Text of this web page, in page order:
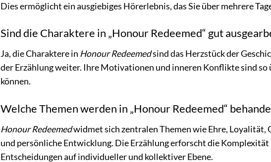
Dies ermöglicht ein ausgiebiges Hörerlebnis, das Sie über mehrere
Sind die Charaktere in „Honour Redeemed“ gut
Ja, die Charaktere in Honour Redeemedsind das Herzstück der
der Erzählung weiter. Ihre Motivationen und inneren Konflikte sind
können.
Welche Themen werden in „Honour Redeemed“
Honour Redeemedwidmet sich zentralen Themen wie Ehre,
und persönliche Entwicklung. Die Erzählung erforscht die
Entscheidungen auf individueller und kollektiver Ebene.